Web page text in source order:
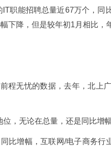
职能招聘总量近67万个，同
下降，但是较年初1月相比，
程无忧的数据，去年，北上
，无论在总量，还是同比增
比增幅，互联网/电子商务行